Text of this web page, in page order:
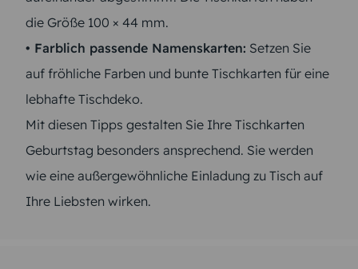
die Größe 100 × 44 mm.
• Farblich passende Namenskarten: Setzen Sie
auf fröhliche Farben und bunte Tischkarten für eine
lebhafte Tischdeko.
Mit diesen Tipps gestalten Sie Ihre Tischkarten
Geburtstag besonders ansprechend. Sie werden
wie eine außergewöhnliche Einladung zu Tisch auf
Ihre Liebsten wirken.